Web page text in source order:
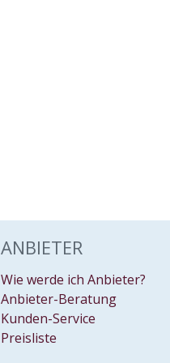
ANBIETER
Wie werde ich Anbieter?
Anbieter-Beratung
Kunden-Service
Preisliste